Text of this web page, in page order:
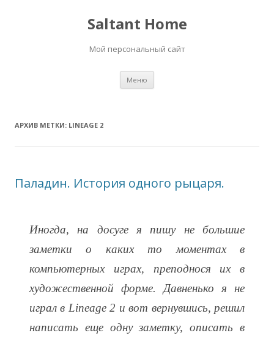
Saltant Home
Мой персональный сайт
Меню
АРХИВ МЕТКИ: LINEAGE 2
Паладин. История одного рыцаря.
Иногда, на досуге я пишу не большие
заметки о каких то моментах в
компьютерных играх, преподнося их в
художественной форме. Давненько я не
играл в Lineage 2 и вот вернувшись, решил
написать еще одну заметку, описать в